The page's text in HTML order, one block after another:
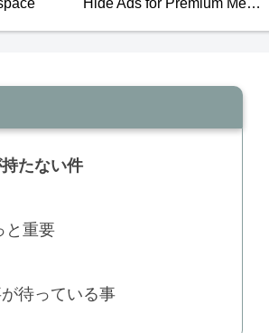
たない件
と重要
待っている事